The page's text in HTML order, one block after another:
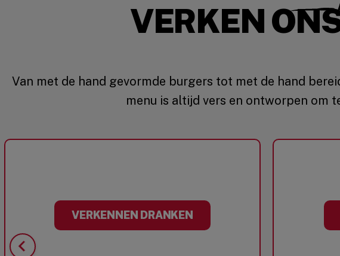
VERKEN
Van met de hand gevormde burgers tot met de hand
menu is altijd vers en ontworpen om
VERKENNEN DRANKEN